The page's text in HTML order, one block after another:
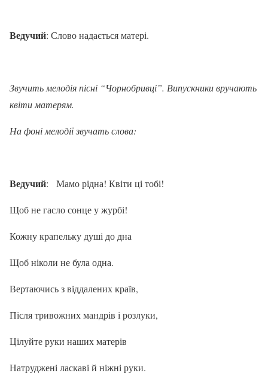
Ведучий: Слово надається матері.
Звучить мелодія пісні “Чорнобривці”. Випускники вручають
квіти матерям.
На фоні мелодії звучать слова:
Ведучий: Мамо рідна! Квіти ці тобі!
Щоб не гасло сонце у журбі!
Кожну крапельку душі до дна
Щоб ніколи не була одна.
Вертаючись з віддалених країв,
Після тривожних мандрів і розлуки,
Цілуйте руки наших матерів
Натруджені ласкаві й ніжні руки.